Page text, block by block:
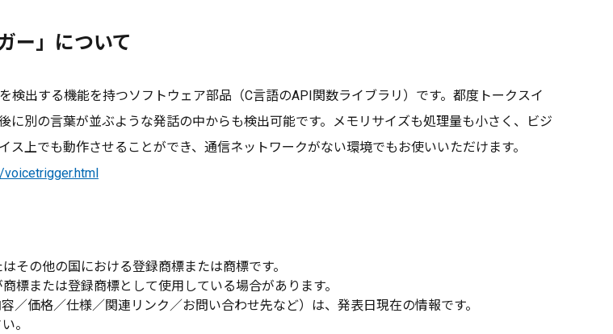
ー」について
出する機能を持つソフトウェア部品（C言語のAPI関数ライブラリ）です。都度トークスイ
別の言葉が並ぶような発話の中からも検出可能です。メモリサイズも処理量も小さく、ビジ
上でも動作させることができ、通信ネットワークがない環境でもお使いいただけます。
その他の国における登録商標または商標です。
標または登録商標として使用している場合があります。
価格／仕様／関連リンク／お問い合わせ先など）は、発表日現在の情報です。
。